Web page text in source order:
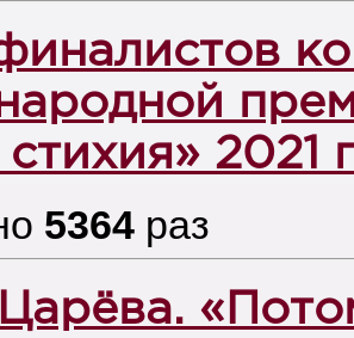
2021
5364 раз